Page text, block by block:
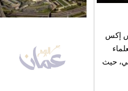
لشركة سبيس إكس
حيث